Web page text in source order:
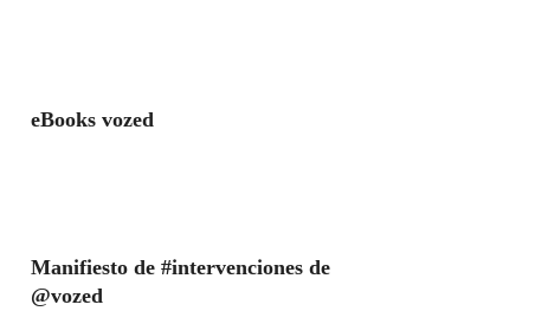
eBooks vozed
Manifiesto de #intervenciones de
@vozed